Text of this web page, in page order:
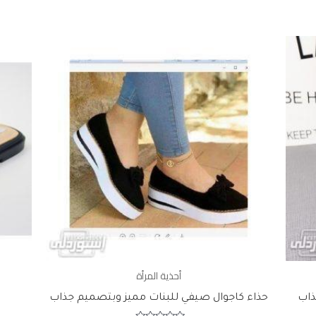
أحذية المرأة
حذاء كاجوال صيفي للبنات مميز وبتصميم جذاب